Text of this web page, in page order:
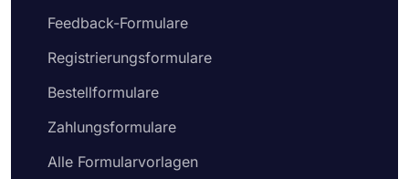
Feedback-Formulare
Registrierungsformulare
Bestellformulare
Zahlungsformulare
Alle Formularvorlagen